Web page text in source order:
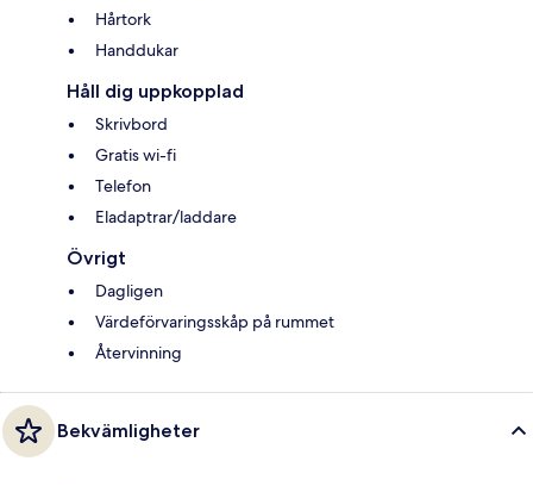
Hårtork
Handdukar
Håll dig uppkopplad
Skrivbord
Gratis wi-fi
Telefon
Eladaptrar/laddare
Övrigt
Dagligen
Värdeförvaringsskåp på rummet
Återvinning
Bekvämligheter